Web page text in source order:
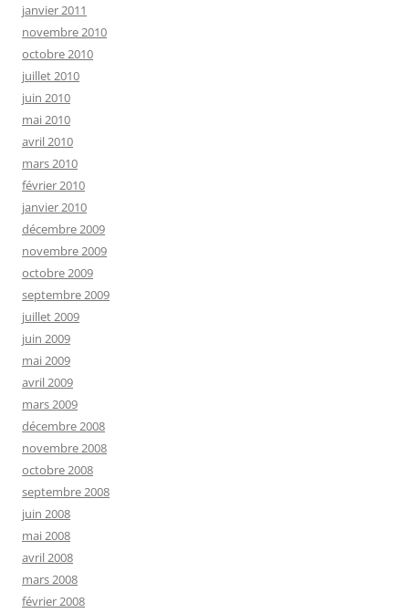
janvier 2011
novembre 2010
octobre 2010
juillet 2010
juin 2010
mai 2010
avril 2010
mars 2010
février 2010
janvier 2010
décembre 2009
novembre 2009
octobre 2009
septembre 2009
juillet 2009
juin 2009
mai 2009
avril 2009
mars 2009
décembre 2008
novembre 2008
octobre 2008
septembre 2008
juin 2008
mai 2008
avril 2008
mars 2008
février 2008